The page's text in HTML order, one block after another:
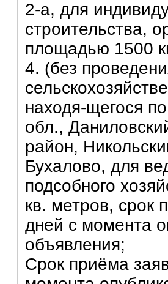
2-а, для
строительства,
площадью 1500
4. (без
находя-щегося
обл.,
район,
Бухалово, для
подсобного
кв. метров, срок
дней с момента
объявления;
Срок приёма